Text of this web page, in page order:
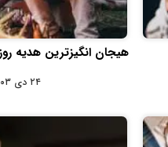
هیجان انگیزترین هدیه
۲۴ دی ۱۴۰۳ - ۲۰:۴۴